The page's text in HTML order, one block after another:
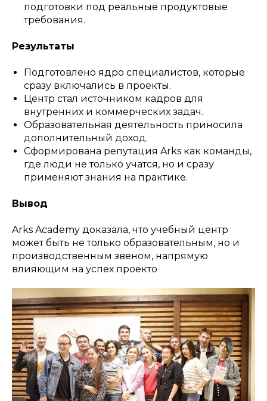
подготовки под реальные продуктовые
требования.
Результаты
Подготовлено ядро специалистов, которые
сразу включались в проекты.
Центр стал источником кадров для
внутренних и коммерческих задач.
Образовательная деятельность приносила
дополнительный доход.
Сформирована репутация Arks как команды,
где люди не только учатся, но и сразу
применяют знания на практике.
Вывод
Arks Academy доказала, что учебный центр
может быть не только образовательным, но и
производственным звеном, напрямую
влияющим на успех проекто